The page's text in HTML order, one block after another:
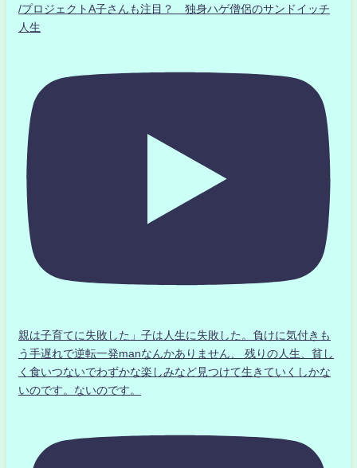
/プロジェクトA子さんも注目？ 独身ハゲ僧侶のサンドイッチ
人生
親は子育てに失敗した」子は人生に失敗した。負けに気付きも
う手遅れで逆転一発manなんかありません、 残りの人生、貧し
く食いつないでわずかな楽しみなど見つけて生きていくしかな
いのです。ないのです。